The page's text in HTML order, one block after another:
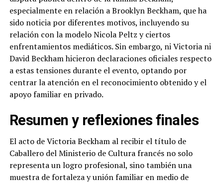
especialmente en relación a Brooklyn Beckham, que ha
sido noticia por diferentes motivos, incluyendo su
relación con la modelo Nicola Peltz y ciertos
enfrentamientos mediáticos. Sin embargo, ni Victoria ni
David Beckham hicieron declaraciones oficiales respecto
a estas tensiones durante el evento, optando por
centrar la atención en el reconocimiento obtenido y el
apoyo familiar en privado.
Resumen y reflexiones finales
El acto de Victoria Beckham al recibir el título de
Caballero del Ministerio de Cultura francés no solo
representa un logro profesional, sino también una
muestra de fortaleza y unión familiar en medio de